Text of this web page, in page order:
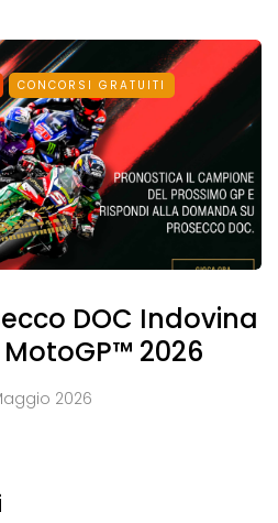
CONCORSI GRATUITI
DOC Indovina
2026
2026